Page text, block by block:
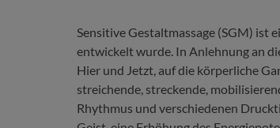
Sensitive Gestaltmassage (SGM) ist
entwickelt wurde. In Anlehnung an
Hier und Jetzt, auf die körperliche
streichende, streckende,
Rhythmus und verschiedenen